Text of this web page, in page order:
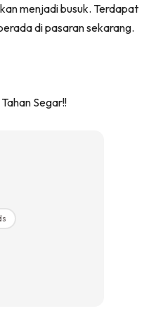
menjadi busuk. Terdapat
di pasaran sekarang.